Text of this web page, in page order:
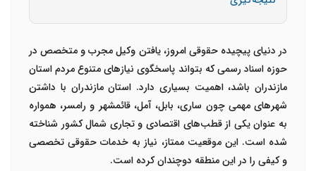
در دنیای پیچیده حقوقی امروز، یافتن وکیل مجرب و متخصص در
حوزه اسناد رسمی که بتواند پاسخگوی نیازهای متنوع مردم استان
مازندران باشد، اهمیت بسیاری دارد. استان مازندران با داشتن
شهرهای مهمی چون ساری، بابل، آمل، قائمشهر و رامسر، همواره
به عنوان یکی از قطب‌های اقتصادی و تجاری شمال کشور شناخته
شده است. این موقعیت ممتاز، نیاز به خدمات حقوقی تخصصی
و کیفی را در این منطقه دوچندان کرده است.